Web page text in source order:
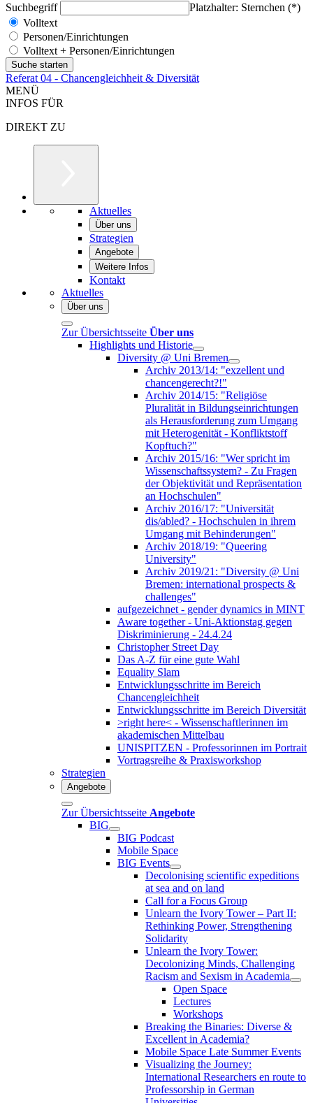
Suchbegriff
Platzhalter: Sternchen (*)
Volltext
Personen/Einrichtungen
Volltext + Personen/Einrichtungen
Referat 04 - Chancengleichheit & Diversität
MENÜ
INFOS FÜR
DIREKT ZU
Aktuelles
Über uns
Strategien
Angebote
Weitere Infos
Kontakt
Aktuelles
Über uns
Zur Übersichtsseite Über uns
Highlights und Historie
Diversity @ Uni Bremen
Archiv 2013/14: "exzellent und
chancengerecht?!"
Archiv 2014/15: "Religiöse
Pluralität in Bildungseinrichtungen
als Herausforderung zum Umgang
mit Heterogenität - Konfliktstoff
Kopftuch?"
Archiv 2015/16: "Wer spricht im
Wissenschaftssystem? - Zu Fragen
der Objektivität und Repräsentation
an Hochschulen"
Archiv 2016/17: "Universität
dis/abled? - Hochschulen in ihrem
Umgang mit Behinderungen"
Archiv 2018/19: "Queering
University"
Archiv 2019/21: "Diversity @ Uni
Bremen: international prospects &
challenges"
aufgezeichnet - gender dynamics in MINT
Aware together - Uni-Aktionstag gegen
Diskriminierung - 24.4.24
Christopher Street Day
Das A-Z für eine gute Wahl
Equality Slam
Entwicklungsschritte im Bereich
Chancengleichheit
Entwicklungsschritte im Bereich Diversität
>right here< - Wissenschaftlerinnen im
akademischen Mittelbau
UNISPITZEN - Professorinnen im Portrait
Vortragsreihe & Praxisworkshop
Strategien
Angebote
Zur Übersichtsseite Angebote
BIG
BIG Podcast
Mobile Space
BIG Events
Decolonising scientific expeditions
at sea and on land
Call for a Focus Group
Unlearn the Ivory Tower – Part II:
Rethinking Power, Strengthening
Solidarity
Unlearn the Ivory Tower:
Decolonizing Minds, Challenging
Racism and Sexism in Academia
Open Space
Lectures
Workshops
Breaking the Binaries: Diverse &
Excellent in Academia?
Mobile Space Late Summer Events
Visualizing the Journey:
International Researchers en route to
Professorship in German